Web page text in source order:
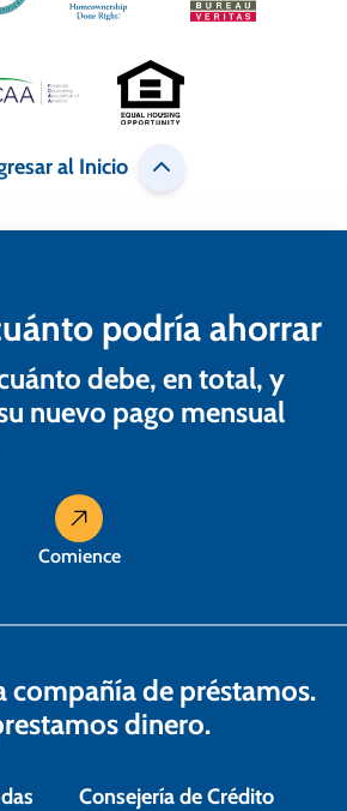
al Inicio
podría ahorrar
debe, en total, y
nuevo pago mensual
Comience
compañía de préstamos.
dinero.
Consejería de Crédito